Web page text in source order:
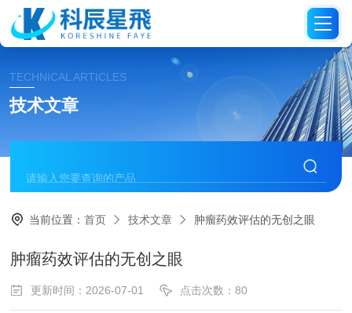
TECHNICAL ARTICLES
技术文章
当前位置：首页 技术文章 肿瘤药效评估的无创之眼
肿瘤药效评估的无创之眼
更新时间：2026-07-01 点击次数：80